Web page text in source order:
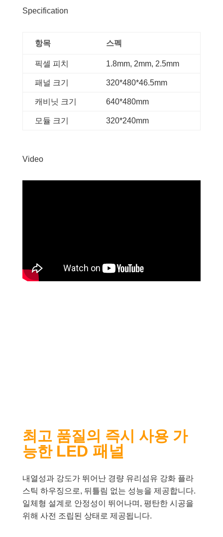
Specification
항목 스펙
픽셀 피치 1.8mm, 2mm, 2.5mm
패널 크기 320*480*46.5mm
캐비닛 크기 640*480mm
모듈 크기 320*240mm
Video
최고 품질의 즉시 사용 가
능한 LED 패널
내열성과 강도가 뛰어난 경량 유리섬유 강화 플라
스틱 하우징으로, 뒤틀림 없는 성능을 제공합니다.
일체형 설계로 안정성이 뛰어나며, 평탄한 시공을
위해 사전 조립된 상태로 제공됩니다.